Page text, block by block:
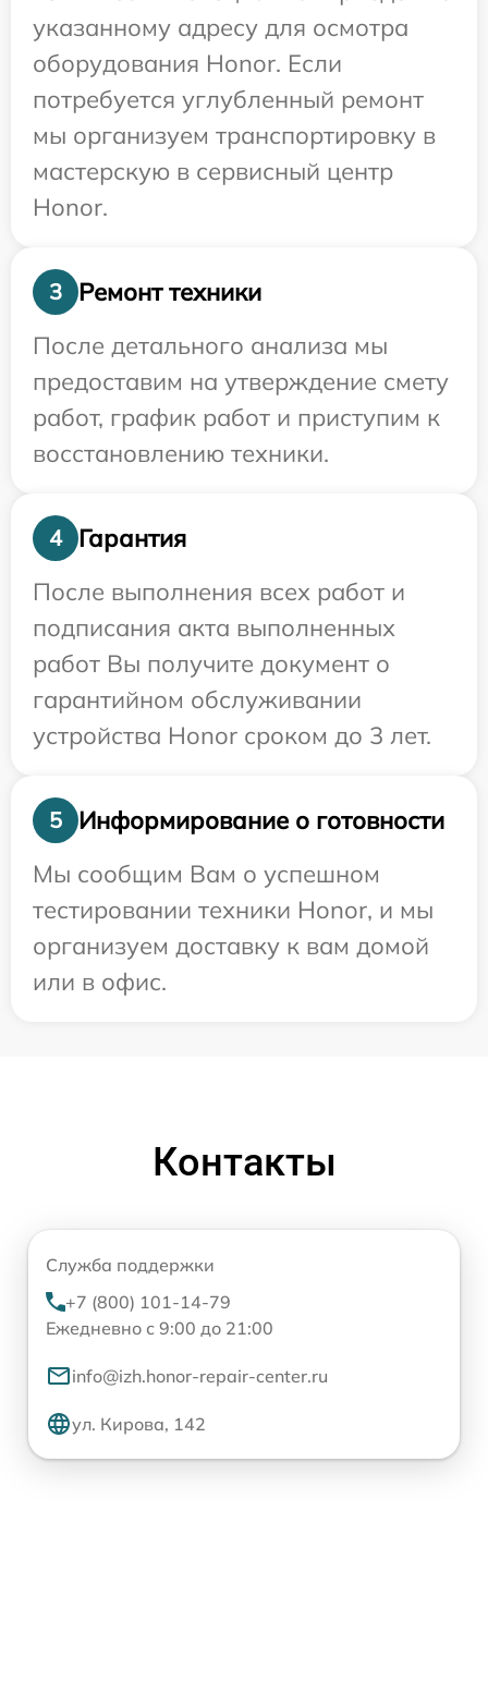
указанному адресу для осмотра
оборудования Honor. Если
потребуется углубленный ремонт
мы организуем транспортировку в
мастерскую в сервисный центр
Honor.
3
Ремонт техники
После детального анализа мы
предоставим на утверждение смету
работ, график работ и приступим к
восстановлению техники.
4
Гарантия
После выполнения всех работ и
подписания акта выполненных
работ Вы получите документ о
гарантийном обслуживании
устройства Honor сроком до 3 лет.
5
Информирование о готовности
Мы сообщим Вам о успешном
тестировании техники Honor, и мы
организуем доставку к вам домой
или в офис.
Контакты
Служба поддержки
+7 (800) 101-14-79
Ежедневно с 9:00 до 21:00
info@izh.honor-repair-center.ru
ул. Кирова, 142